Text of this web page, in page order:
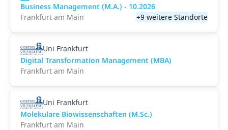
Business Management (M.A.) - 10.2026
Frankfurt am Main
+9 weitere Standorte
Uni Frankfurt
Digital Transformation Management (MBA)
Frankfurt am Main
Uni Frankfurt
Molekulare Biowissenschaften (M.Sc.)
Frankfurt am Main